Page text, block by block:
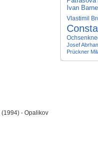
(1994) - Opalikov
Ivan
Vlastimil
Josef
Prückner